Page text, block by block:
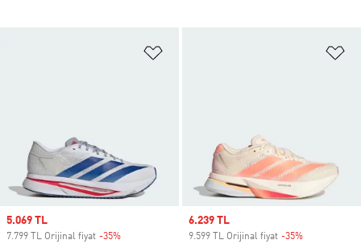
Sale price
5.069 TL
7.799 TL Orijinal fiyat -35%
Sale price
6.239 TL
9.599 TL Orijinal fiyat -35%